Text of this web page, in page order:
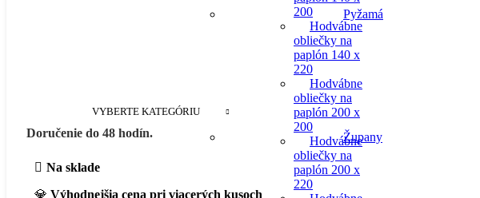
Pyžamá
Župany
VYBERTE KATEGÓRIU
200
Hodvábne
obliečky na
paplón 140 x
220
Hodvábne
obliečky na
paplón 200 x
200
Hodvábne
obliečky na
paplón 200 x
220
Doručenie do 48 hodín.
Na sklade
💎 Výhodnejšia cena pri viacerých kusoch